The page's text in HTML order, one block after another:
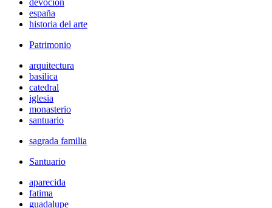
devocion
españa
historia del arte
Patrimonio
arquitectura
basilica
catedral
iglesia
monasterio
santuario
sagrada familia
Santuario
aparecida
fatima
guadalupe